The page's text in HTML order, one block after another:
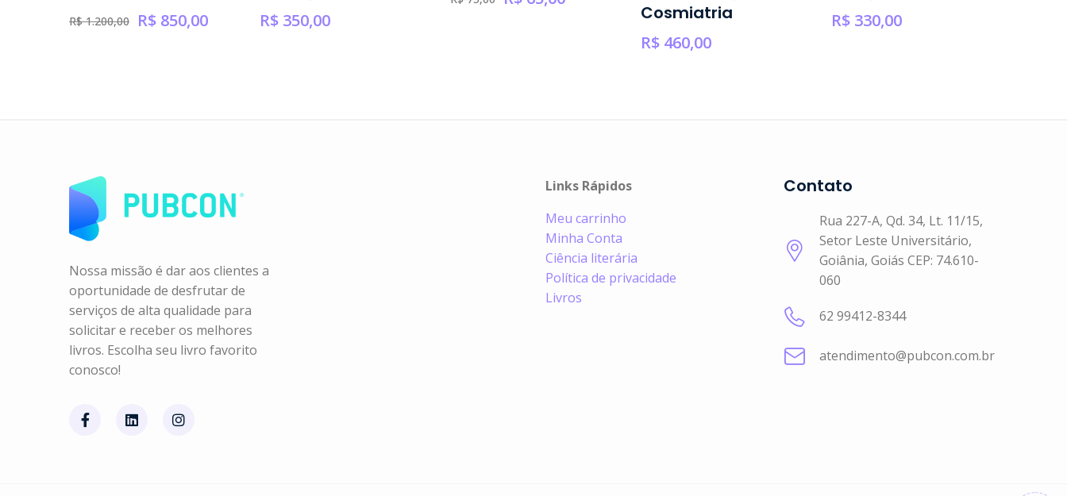
R$1.200,00 R$ 850,00 R$ 350,00
Cosmiatria
R$ 460,00
R$ 330,00
Nossa missão é dar aos clientes a
oportunidade de desfrutar de
serviços de alta qualidade para
solicitar e receber os melhores
livros. Escolha seu livro favorito
conosco!
Links Rápidos
Meu carrinho
Minha Conta
Ciência literária
Política de privacidade
Livros
Contato
Rua 227-A, Qd. 34, Lt. 11/15,
Setor Leste Universitário,
Goiânia, Goiás CEP: 74.610-
060
62 99412-8344
atendimento@pubcon.com.br